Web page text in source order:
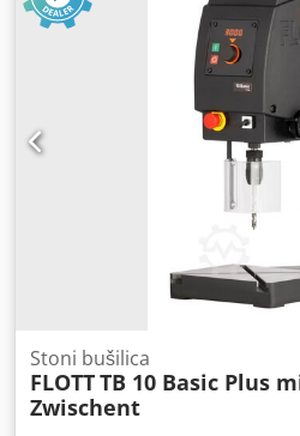
580/590/H730 mm - Težina: 60 kg
Stoni bušilica
FLOTTTB 10 Basic Plus
Zwischent